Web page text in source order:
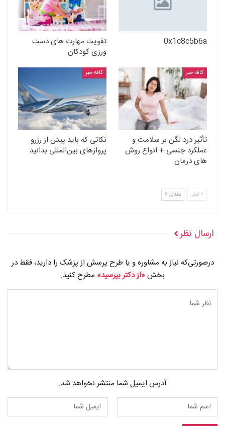
0x1c8c5b6a
تقویت مهارت های دست
ورزی کودکان
کافه خبر
تأثیر درد لگن بر سلامت و
عملکرد جنسی + انواع روش
های درمان
کافه خبر
نکاتی که باید پیش از رزرو
پروازهای بین‌المللی بدانید
قبلی بعدی
ارسال نظر
درصورتی‌که نیاز به مشاوره و یا طرح پرسش از پزشک را دارید، فقط در
بخش«از دکتر بپرسید» مطرح کنید.
آدرس ایمیل شما منتشر نخواهد شد.